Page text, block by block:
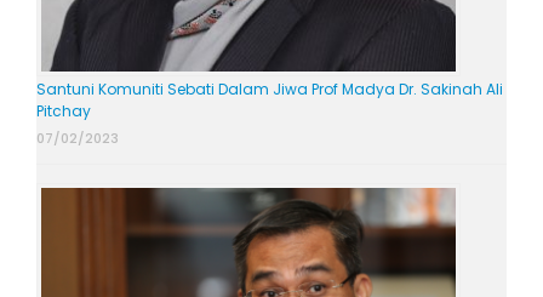
Santuni Komuniti Sebati Dalam Jiwa Prof Madya Dr. Sakinah Ali
Pitchay
07/02/2023